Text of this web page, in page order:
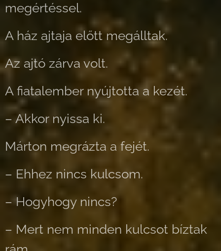
megértéssel.
A ház ajtaja előtt megálltak.
Az ajtó zárva volt.
A fiatalember nyújtotta a kezét.
– Akkor nyissa ki.
Márton megrázta a fejét.
– Ehhez nincs kulcsom.
– Hogyhogy nincs?
– Mert nem minden kulcsot bíztak